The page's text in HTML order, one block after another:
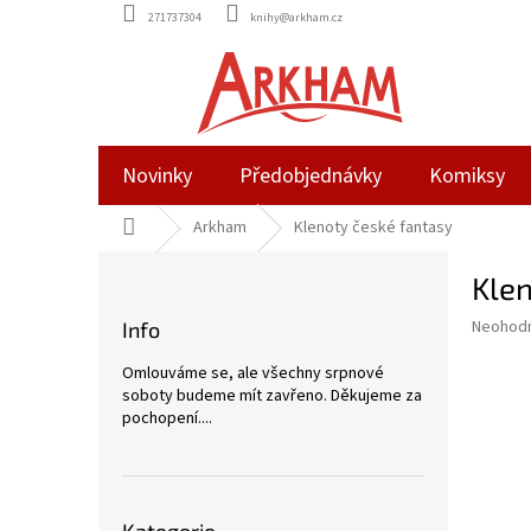
271737304 knihy@arkham.cz
Novinky Předobjednávky Komiksy
Domů Arkham Klenoty české fantasy
Info
Omlouváme se, ale všechny srpnové
soboty budeme mít zavřeno. Děkujeme za
pochopení....